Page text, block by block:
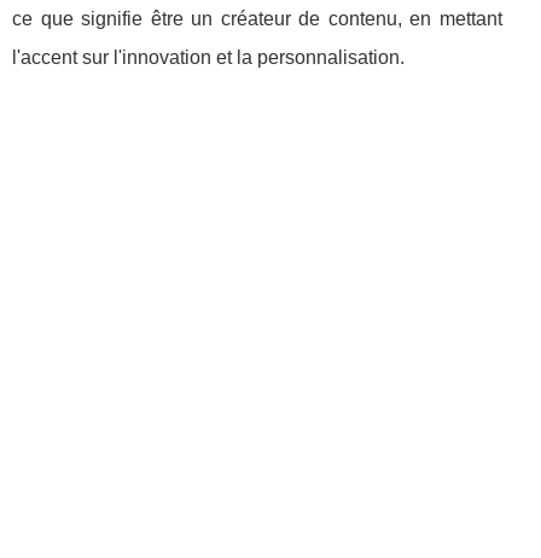
ce que signifie être un créateur de contenu, en mettant
l'accent sur l'innovation et la personnalisation.